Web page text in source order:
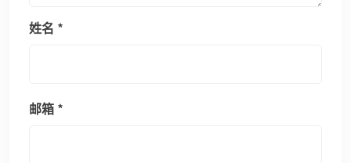
姓名 *
邮箱*